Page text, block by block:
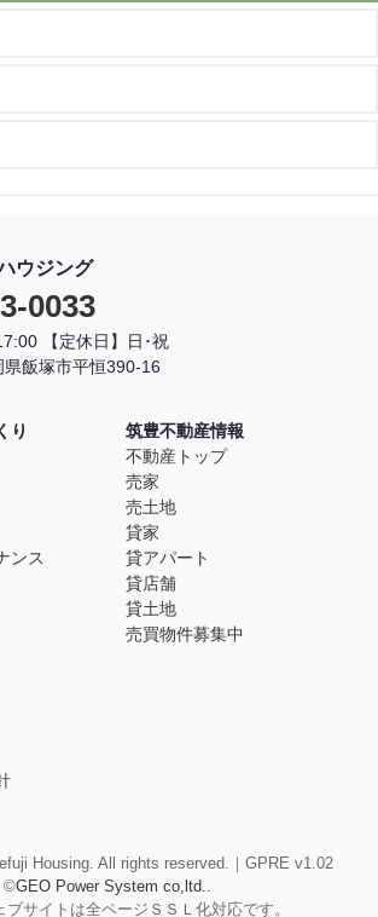
ウジング
0033
【定休日】日･祝
飯塚市平恒390-16
り
ンス
筑豊不動産情報
不動産トップ
売家
売土地
貸家
貸アパート
貸店舗
貸土地
売買物件募集中
Housing. All rights reserved.｜GPRE v1.02
©GEO Power System co,ltd..
ブサイトは全ページＳＳＬ化対応です。